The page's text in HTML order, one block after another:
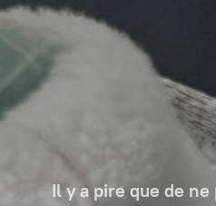
Il y a pire que de